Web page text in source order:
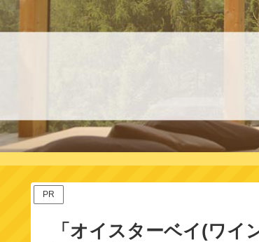
PR
「オイスターベイ(ワイ